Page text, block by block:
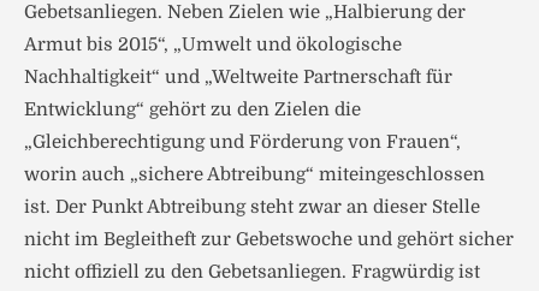
Gebetsanliegen. Neben Zielen wie „Halbierung der
Armut bis 2015“, „Umwelt und ökologische
Nachhaltigkeit“ und „Weltweite Partnerschaft für
Entwicklung“ gehört zu den Zielen die
„Gleichberechtigung und Förderung von Frauen“,
worin auch „sichere Abtreibung“ miteingeschlossen
ist. Der Punkt Abtreibung steht zwar an dieser Stelle
nicht im Begleitheft zur Gebetswoche und gehört sicher
nicht offiziell zu den Gebetsanliegen. Fragwürdig ist